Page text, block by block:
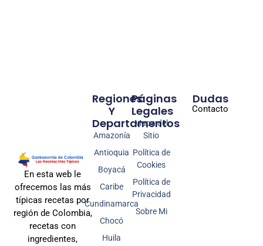
En esta web le
ofrecemos las más
típicas recetas por
región de Colombia,
recetas con
ingredientes,
Páginas
Legales
Mapa del
Sitio
Política de
Cookies
Política de
Privacidad
Sobre Mi
Regiones
Y
Departamentos
Amazonía
Antioquia
Boyacá
Caribe
Cundinamarca
Chocó
Huila
Dudas
Contacto